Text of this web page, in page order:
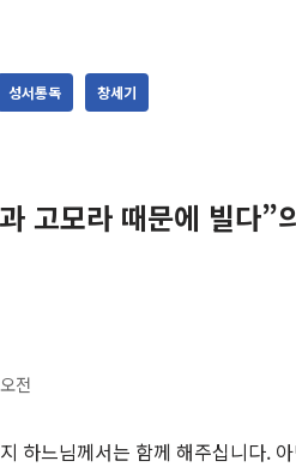
성서통독 창세기
고모라 때문에 빌다”
전
하느님께서는 함께 해주십니다.